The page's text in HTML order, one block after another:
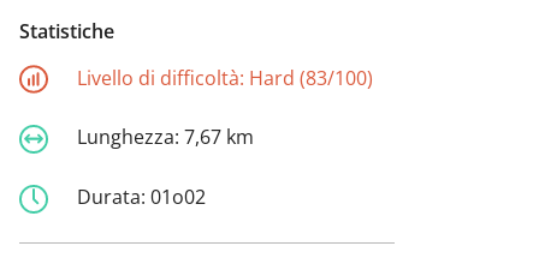
Statistiche
Livello di difficoltà: Hard (83/100)
Lunghezza: 7,67 km
Durata: 01o02